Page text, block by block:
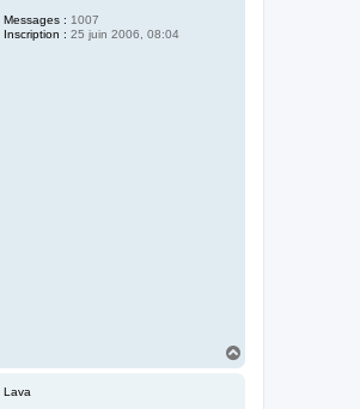
Messages : 1007
Inscription : 25 juin 2006, 08:04
Lava